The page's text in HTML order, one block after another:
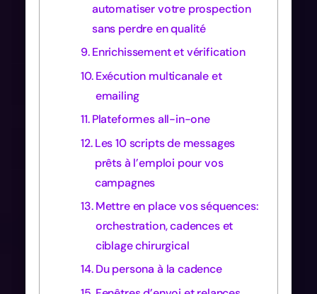
automatiser votre prospection
sans perdre en qualité
Enrichissement et vérification
Exécution multicanale et
emailing
Plateformes all-in-one
Les 10 scripts de messages
prêts à l’emploi pour vos
campagnes
Mettre en place vos séquences:
orchestration, cadences et
ciblage chirurgical
Du persona à la cadence